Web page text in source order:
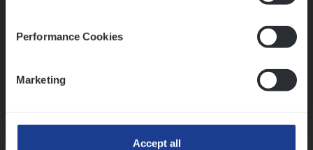
Performance Cookies
Marketing
Accept all